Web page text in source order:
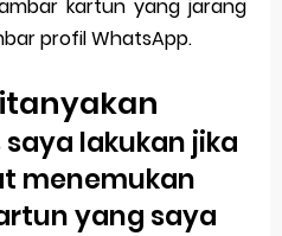
kartun yang jarang
profil WhatsApp.
lakukan jika
menemukan
yang saya